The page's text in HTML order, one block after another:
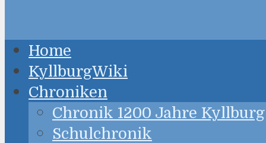
Home
KyllburgWiki
Chroniken
Chronik 1200 Jahre Kyllburg
Schulchronik